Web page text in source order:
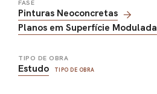
FASE
Pinturas Neoconcretas
Planos em Superfície Modulada
TIPO DE OBRA
Estudo TIPO DE OBRA